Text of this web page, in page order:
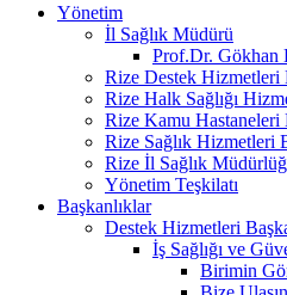
Yönetim
İl Sağlık Müdürü
Prof.Dr.
Rize Destek Hizmetleri
Rize Halk Sağlığı
Rize Kamu Hastaneleri
Rize Sağlık Hizmetleri
Rize İl Sağlık
Yönetim Teşkilatı
Başkanlıklar
Destek Hizmetleri
İş Sağlığı ve
Birimin